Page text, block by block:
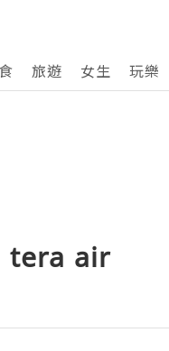
旅遊 女生 玩樂
tera air